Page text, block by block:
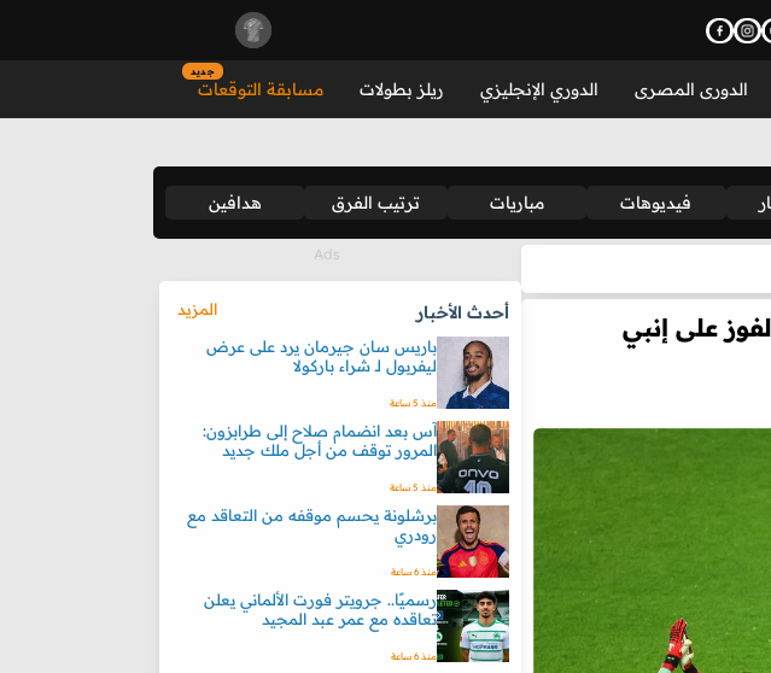
الدورى المصرى الدوري الإنجليزي ريلز بطولات مسابقة التوقعات
جديد
فيديوهات مباريات ترتيب الفرق هدافين
على إنبي
أحدث الأخبار
المزيد
باريس سان جيرمان يرد على عرض
ليفربول لـ شراء باركولا
منذ 5 ساعة
آس بعد انضمام صلاح إلى طرابزون:
المرور توقف من أجل ملك جديد
منذ 5 ساعة
برشلونة يحسم موقفه من التعاقد مع
رودري
منذ 6 ساعة
رسميًا.. جرويتر فورت الألماني يعلن
تعاقده مع عمر عبد المجيد
منذ 6 ساعة